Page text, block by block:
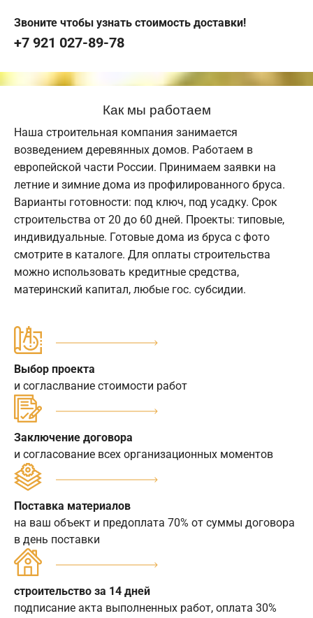
Звоните чтобы узнать стоимость доставки!
+7 921 027-89-78
Как мы работаем
Наша строительная компания занимается
возведением деревянных домов. Работаем в
европейской части России. Принимаем заявки на
летние и зимние дома из профилированного бруса.
Варианты готовности: под ключ, под усадку. Срок
строительства от 20 до 60 дней. Проекты: типовые,
индивидуальные. Готовые дома из бруса с фото
смотрите в каталоге. Для оплаты строительства
можно использовать кредитные средства,
материнский капитал, любые гос. субсидии.
Выбор проекта
и согласлвание стоимости работ
Заключение договора
и согласование всех организационных моментов
Поставка материалов
на ваш объект и предоплата 70% от суммы договора
в день поставки
строительство за 14 дней
подписание акта выполненных работ, оплата 30%